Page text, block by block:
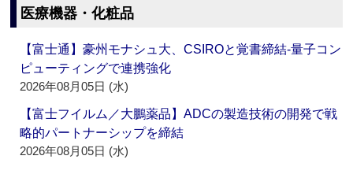
医療機器・化粧品
【富士通】豪州モナシュ大、CSIROと覚書締結‐量子コン
ピューティングで連携強化
2026年08月05日 (水)
【富士フイルム／大鵬薬品】ADCの製造技術の開発で戦
略的パートナーシップを締結
2026年08月05日 (水)